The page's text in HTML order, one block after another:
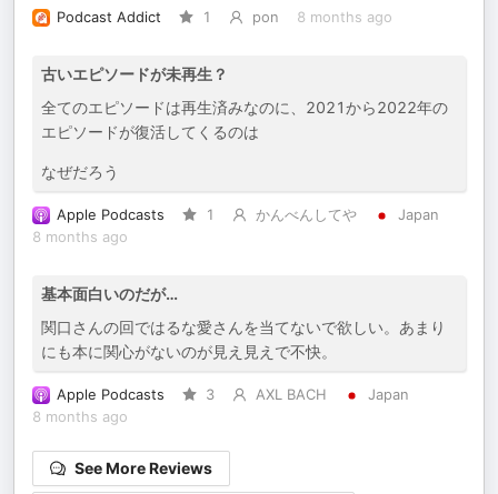
Podcast Addict 1 pon 8 months ago
古いエピソードが未再生？
全てのエピソードは再生済みなのに、2021から2022年の
エピソードが復活してくるのは
なぜだろう
Apple Podcasts 1 かんべんしてや
Japan
8 months ago
基本面白いのだが…
関口さんの回ではるな愛さんを当てないで欲しい。あまり
にも本に関心がないのが見え見えで不快。
Apple Podcasts 3 AXL BACH
Japan
8 months ago
See More Reviews